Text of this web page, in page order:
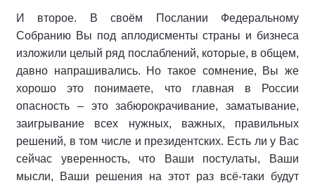
И второе. В своём Послании Федеральному
Собранию Вы под аплодисменты страны и бизнеса
изложили целый ряд послаблений, которые, в общем,
давно напрашивались. Но такое сомнение, Вы же
хорошо это понимаете, что главная в России
опасность – это забюрокрачивание, заматывание,
заигрывание всех нужных, важных, правильных
решений, в том числе и президентских. Есть ли у Вас
сейчас уверенность, что Ваши постулаты, Ваши
мысли, Ваши решения на этот раз всё-таки будут